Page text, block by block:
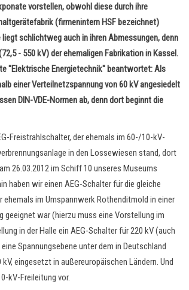
vorstellen, obwohl diese durch ihre
(firmenintern HSF bezeichnet)
schlichtweg auch in ihren Abmessungen, denn
- 550 kV) der ehemaligen Fabrikation in Kassel.
"Elektrische Energietechnik" beantwortet: Als
einer Verteilnetzspannung von 60 kV angesiedelt
DIN-VDE-Normen ab, denn dort beginnt die
Freistrahlschalter, der ehemals im 60-/10-kV-
in den Lossewiesen stand, dort
26.03.2012 im Schiff 10 unseres Museums
haben wir einen AEG-Schalter für die gleiche
im Umspannwerk Rothenditmold in einer
war (hierzu muss eine Vorstellung im
in der Halle ein AEG-Schalter für 220 kV (auch
Spannungsebene unter dem in Deutschland
eingesetzt in außereuropäischen Ländern. Und
kV-Freileitung vor.